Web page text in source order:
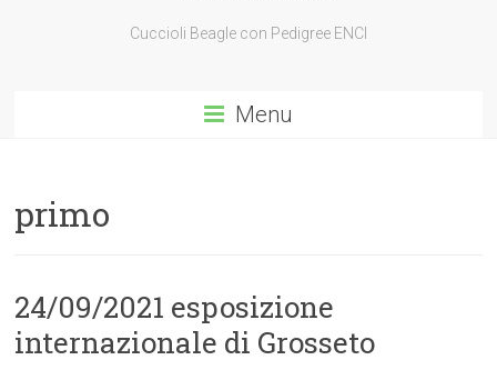
Cuccioli Beagle con Pedigree ENCI
Menu
primo
24/09/2021 esposizione
internazionale di Grosseto